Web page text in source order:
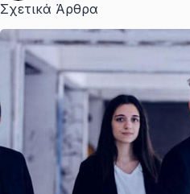
Σχετικά Άρθρα